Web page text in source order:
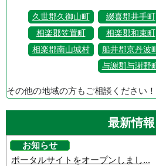
久世郡久御山町 綴喜郡井手町
相楽郡笠置町
相楽郡和束町
相楽郡南山城村
船井郡京丹波町
与謝郡与謝野町
その他の地域の方もご相談ください！
最新情報
お知らせ
ポータルサイトをオープンしまし...